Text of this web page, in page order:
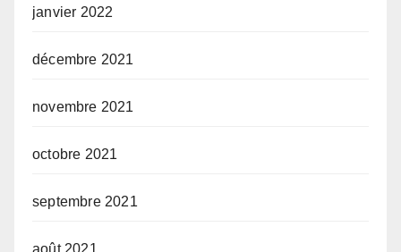
janvier 2022
décembre 2021
novembre 2021
octobre 2021
septembre 2021
août 2021